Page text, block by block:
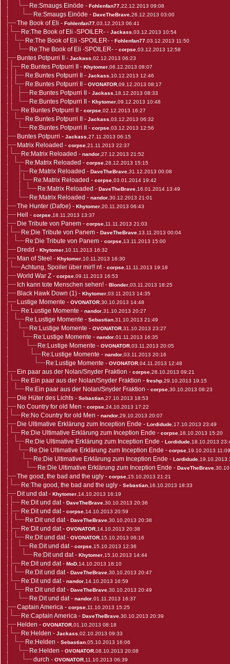
Re:Smaugs Einöde - Fohlenfan77 ,22.12.2013 09:08
Re:Smaugs Einöde - DaveTheBrave ,26.12.2013 03:00
The Book of Eli - Fohlenfan77 ,03.12.2013 06:41
Re:The Book of Eli -SPOILER- - Jackass ,03.12.2013 10:54
Re:The Book of Eli -SPOILER- - Fohlenfan77 ,03.12.2013 11:50
Re:The Book of Eli -SPOILER- - corpse ,03.12.2013 12:58
Buntes Potpurri II - Jackass ,02.12.2013 06:23
Re:Buntes Potpurri II - Khytomer ,06.12.2013 08:07
Re:Buntes Potpurri II - Jackass ,10.12.2013 12:46
Re:Buntes Potpurri II - OVONATOR ,09.12.2013 08:17
Re:Buntes Potpurri II - Jackass ,18.12.2013 08:33
Re:Buntes Potpurri II - Khytomer ,09.12.2013 10:48
Re:Buntes Potpurri II - corpse ,02.12.2013 16:27
Re:Buntes Potpurri II - Jackass ,03.12.2013 06:32
Re:Buntes Potpurri II - corpse ,03.12.2013 12:56
Buntes Potpurri - Jackass ,27.11.2013 06:15
Matrix Reloaded - corpse ,21.11.2013 22:37
Re:Matrix Reloaded - nandor ,27.12.2013 21:52
Re:Matrix Reloaded - corpse ,28.12.2013 15:15
Re:Matrix Reloaded - DaveTheBrave ,31.12.2013 00:08
Re:Matrix Reloaded - corpse ,03.01.2014 19:42
Re:Matrix Reloaded - DaveTheBrave ,16.01.2014 13:49
Re:Matrix Reloaded - nandor ,30.12.2013 21:01
The Hunter (Dafoe) - Khytomer ,20.11.2013 06:43
Hell - corpse ,18.11.2013 13:37
Die Tribute von Panem - corpse ,11.11.2013 21:03
Re:Die Tribute von Panem - DaveTheBrave ,13.11.2013 00:04
Re:Die Tribute von Panem - corpse ,13.11.2013 15:00
Dredd - Khytomer ,10.11.2013 16:32
Man of Steel - Khytomer ,10.11.2013 16:30
Achtung, Spoiler über mir!! nt- corpse ,11.11.2013 19:18
World War Z - corpse ,09.11.2013 16:53
Ich kann tote Menschen sehen! - Blonder ,03.11.2013 18:25
Black Hawk Down (1) - Khytomer ,03.11.2013 14:35
Lustige Momente - OVONATOR ,30.10.2013 14:48
Re:Lustige Momente - nandor ,31.10.2013 20:27
Re:Lustige Momente - Sebastian ,31.10.2013 21:49
Re:Lustige Momente - OVONATOR ,31.10.2013 23:27
Re:Lustige Momente - nandor ,01.11.2013 16:35
Re:Lustige Momente - OVONATOR ,03.11.2013 20:05
Re:Lustige Momente - nandor ,03.11.2013 20:16
Re:Lustige Momente - OVONATOR ,04.11.2013 12:48
Ein paar aus der Nolan/Snyder Fraktion - corpse ,28.10.2013 09:21
Re:Ein paar aus der Nolan/Snyder Fraktion - freshp ,29.10.2013 19:15
Re:Ein paar aus der Nolan/Snyder Fraktion - corpse ,30.10.2013 08:23
Die Hüter des Lichts - Sebastian ,27.10.2013 18:53
No Country for old Men - corpse ,24.10.2013 17:22
Re:No Country for old Men - nandor ,29.10.2013 20:07
Die Ultimative Erklärung zum Inception Ende - Lordidude ,17.10.2013 23:49
Re:Die Ultimative Erklärung zum Inception Ende - corpse ,18.10.2013 15:20
Re:Die Ultimative Erklärung zum Inception Ende - Lordidude ,18.10.2013
Re:Die Ultimative Erklärung zum Inception Ende - corpse ,19.10.2013 11:09
Re:Die Ultimative Erklärung zum Inception Ende - Lordidude ,19.10.2013
Re:Die Ultimative Erklärung zum Inception Ende - DaveTheBrave
The good, the bad and the ugly - corpse ,15.10.2013 21:21
Re:The good, the bad and the ugly - Sebastian ,16.10.2013 18:33
Dit und dat- Khytomer ,14.10.2013 16:19
Re:Dit und dat- DaveTheBrave ,30.10.2013 20:36
Re:Dit und dat- corpse ,14.10.2013 20:59
Re:Dit und dat- DaveTheBrave ,30.10.2013 20:38
Re:Dit und dat- OVONATOR ,14.10.2013 20:38
Re:Dit und dat- OVONATOR ,15.10.2013 06:16
Re:Dit und dat- corpse ,15.10.2013 12:36
Re:Dit und dat- Khytomer ,15.10.2013 14:44
Re:Dit und dat- MoD ,14.10.2013 18:10
Re:Dit und dat- DaveTheBrave ,30.10.2013 20:47
Re:Dit und dat- nandor ,14.10.2013 16:59
Re:Dit und dat- DaveTheBrave ,30.10.2013 20:49
Re:Dit und dat- nandor ,01.11.2013 16:37
Captain America - corpse ,11.10.2013 15:25
Re:Captain America - DaveTheBrave ,30.10.2013 20:39
Helden - OVONATOR ,01.10.2013 08:18
Re:Helden - Jackass ,02.10.2013 09:33
Re:Helden - Sebastian ,05.10.2013 16:06
Re:Helden - OVONATOR ,08.10.2013 20:08
durch - OVONATOR ,11.10.2013 06:39